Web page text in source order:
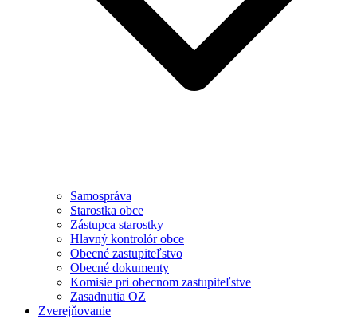
Samospráva
Starostka obce
Zástupca starostky
Hlavný kontrolór obce
Obecné zastupiteľstvo
Obecné dokumenty
Komisie pri obecnom zastupiteľstve
Zasadnutia OZ
Zverejňovanie